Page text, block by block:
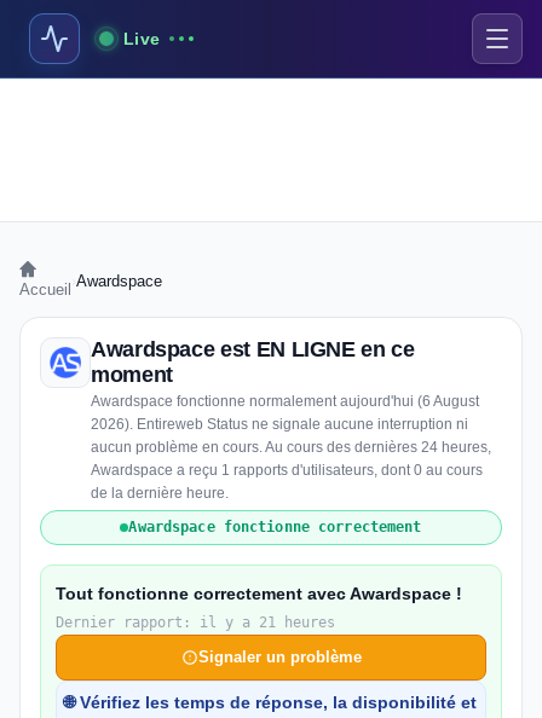
Live
Accueil Awardspace
Awardspace est EN LIGNE en ce
moment
Awardspace fonctionne normalement aujourd'hui (6 August
2026). Entireweb Status ne signale aucune interruption ni
aucun problème en cours. Au cours des dernières 24 heures,
Awardspace a reçu 1 rapports d'utilisateurs, dont 0 au cours
de la dernière heure.
Awardspace fonctionne correctement
Tout fonctionne correctement avec Awardspace !
Dernier rapport: il y a 21 heures
Signaler un problème
🌐 Vérifiez les temps de réponse, la disponibilité et